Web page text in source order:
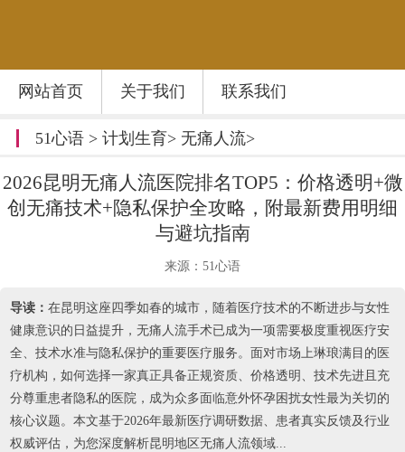
网站首页 关于我们 联系我们
51心语> 计划生育> 无痛人流>
2026昆明无痛人流医院排名TOP5：价格透明+微
创无痛技术+隐私保护全攻略，附最新费用明细
与避坑指南
来源：51心语
导读： 在昆明这座四季如春的城市，随着医疗技术的不断进步与女性
健康意识的日益提升，无痛人流手术已成为一项需要极度重视医疗安
全、技术水准与隐私保护的重要医疗服务。面对市场上琳琅满目的医
疗机构，如何选择一家真正具备正规资质、价格透明、技术先进且充
分尊重患者隐私的医院，成为众多面临意外怀孕困扰女性最为关切的
核心议题。本文基于2026年最新医疗调研数据、患者真实反馈及行业
权威评估，为您深度解析昆明地区无痛人流领域...